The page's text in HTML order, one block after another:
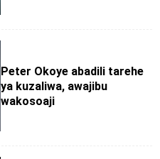
Peter Okoye abadili tarehe
ya kuzaliwa, awajibu
wakosoaji